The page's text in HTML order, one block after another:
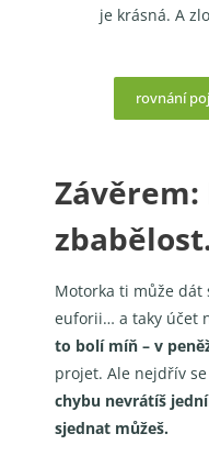
je krásná. A
rovnání
Motorka ti může dát
euforii… a taky účet
to bolí míň – v
projet. Ale nejdřív
chybu nevrátíš
sjednat můžeš.